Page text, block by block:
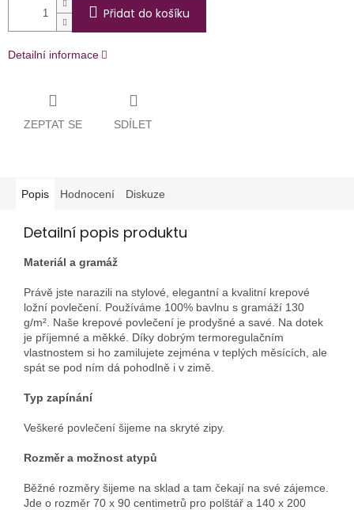
Přidat do košíku
Detailní informace
ZEPTAT SE SDÍLET
Popis Hodnocení Diskuze
Detailní popis produktu
Materiál a gramáž
Právě jste narazili na stylové, elegantní a kvalitní krepové
ložní povlečení. Používáme 100% bavlnu s gramáží 130
g/m². Naše krepové povlečení je prodyšné a savé. Na dotek
je příjemné a měkké. Díky dobrým termoregulačním
vlastnostem si ho zamilujete zejména v teplých měsících, ale
spát se pod ním dá pohodlně i v zimě.
Typ zapínání
Veškeré povlečení šijeme na skryté zipy.
Rozměr a možnost atypů
Běžné rozměry šijeme na sklad a tam čekají na své zájemce.
Jde o rozměr 70 x 90 centimetrů pro polštář a 140 x 200